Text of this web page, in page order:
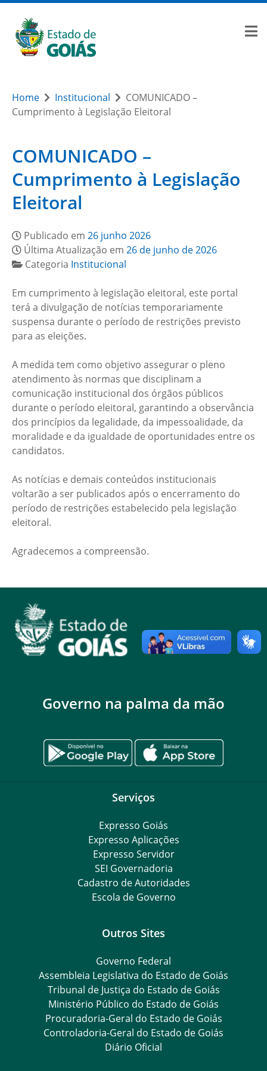
Home Institucional
COMUNICADO –
Cumprimento à Legislação Eleitoral
COMUNICADO –
Cumprimento à Legislação
Eleitoral
Publicado em 26 junho 2026
Última Atualização em 26 de junho de 2026
Categoria Institucional
Em cumprimento à legislação eleitoral, este portal
terá a divulgação de notícias temporariamente
suspensa durante o período de restrições previsto
para as eleições.
A medida tem como objetivo assegurar o pleno
atendimento às normas que disciplinam a
comunicação institucional dos órgãos públicos
durante o período eleitoral, garantindo a observância
dos princípios da legalidade, da impessoalidade, da
moralidade e da igualdade de oportunidades entre os
candidatos.
As notícias e demais conteúdos institucionais
voltarão a ser publicados após o encerramento do
período de restrições estabelecido pela legislação
eleitoral.
Agradecemos a compreensão.
Governo na palma da mão
Serviços
Expresso Goiás
Expresso Aplicações
Expresso Servidor
SEI Governadoria
Cadastro de Autoridades
Escola de Governo
Outros Sites
Governo Federal
Assembleia Legislativa do Estado de Goiás
Tribunal de Justiça do Estado de Goiás
Ministério Público do Estado de Goiás
Procuradoria-Geral do Estado de Goiás
Controladoria-Geral do Estado de Goiás
Diário Oficial